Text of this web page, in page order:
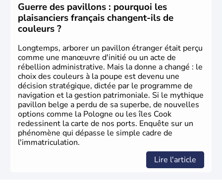
Guerre des pavillons : pourquoi les
plaisanciers français changent-ils de
couleurs ?
Longtemps, arborer un pavillon étranger était perçu
comme une manœuvre d'initié ou un acte de
rébellion administrative. Mais la donne a changé : le
choix des couleurs à la poupe est devenu une
décision stratégique, dictée par le programme de
navigation et la gestion patrimoniale. Si le mythique
pavillon belge a perdu de sa superbe, de nouvelles
options comme la Pologne ou les îles Cook
redessinent la carte de nos ports. Enquête sur un
phénomène qui dépasse le simple cadre de
l'immatriculation.
Lire l'article